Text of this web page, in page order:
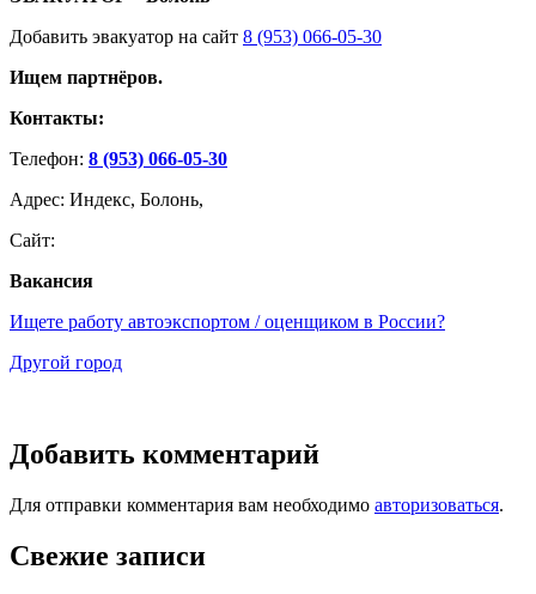
Добавить эвакуатор на сайт 8 (953) 066-05-30
Ищем партнёров.
Контакты:
Телефон: 8 (953) 066-05-30
Адрес: Индекс, Болонь,
Сайт:
Вакансия
Ищете работу автоэкспортом / оценщиком в России?
Другой город
Добавить комментарий
Для отправки комментария вам необходимо авторизоваться.
Свежие записи